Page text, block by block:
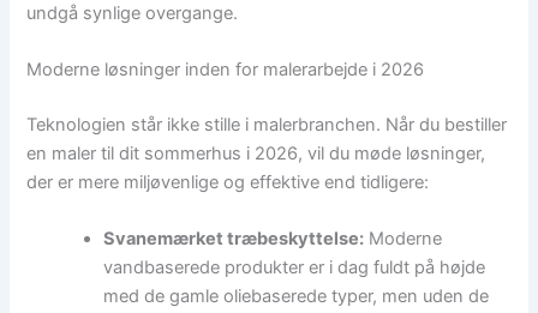
undgå synlige overgange.
Moderne løsninger inden for malerarbejde i 2026
Teknologien står ikke stille i malerbranchen. Når du bestiller
en maler til dit sommerhus i 2026, vil du møde løsninger,
der er mere miljøvenlige og effektive end tidligere:
Svanemærket træbeskyttelse: Moderne
vandbaserede produkter er i dag fuldt på højde
med de gamle oliebaserede typer, men uden de